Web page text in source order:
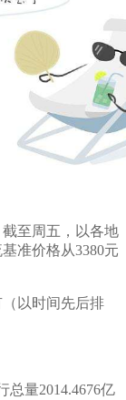
截至周五，以各地
准价格从3380元
以时间先后排
总量2014.4676亿